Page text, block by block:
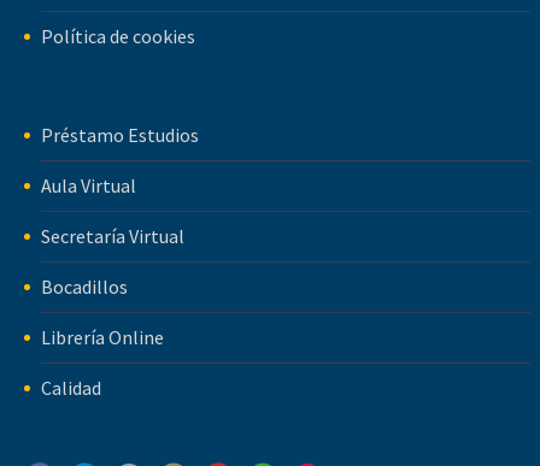
Política de cookies
Préstamo Estudios
Aula Virtual
Secretaría Virtual
Bocadillos
Librería Online
Calidad